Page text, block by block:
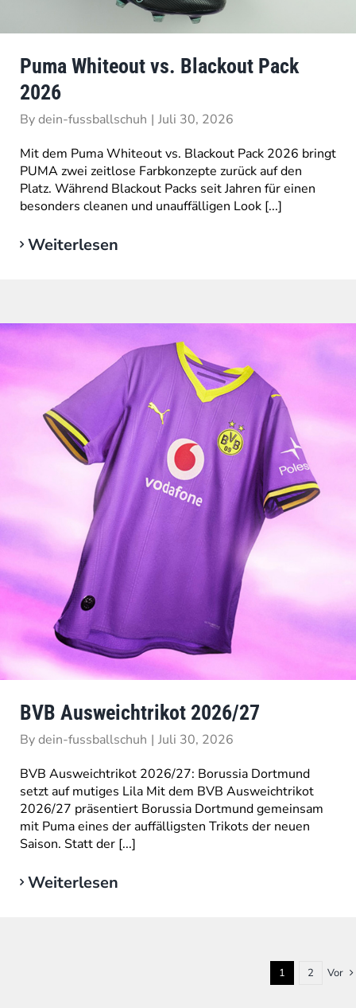
Puma Whiteout vs. Blackout Pack
2026
Bydein-fussballschuh | Juli 30, 2026
Mit dem Puma Whiteout vs. Blackout Pack 2026 bringt
PUMA zwei zeitlose Farbkonzepte zurück auf den
Platz. Während Blackout Packs seit Jahren für einen
besonders cleanen und unauffälligen Look [...]
Weiterlesen
BVB Ausweichtrikot 2026/27
Bydein-fussballschuh | Juli 30, 2026
BVB Ausweichtrikot 2026/27: Borussia Dortmund
setzt auf mutiges Lila Mit dem BVB Ausweichtrikot
2026/27 präsentiert Borussia Dortmund gemeinsam
mit Puma eines der auffälligsten Trikots der neuen
Saison. Statt der [...]
Weiterlesen
1 2 Vor